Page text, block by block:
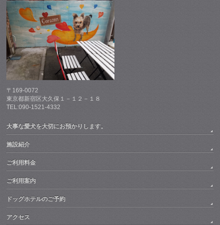
〒169-0072
東京都新宿区大久保１－１２－１８
TEL:090-1521-4332
大事な愛犬を大切にお預かりします。
施設紹介
ご利用料金
ご利用案内
ドッグホテルのご予約
アクセス